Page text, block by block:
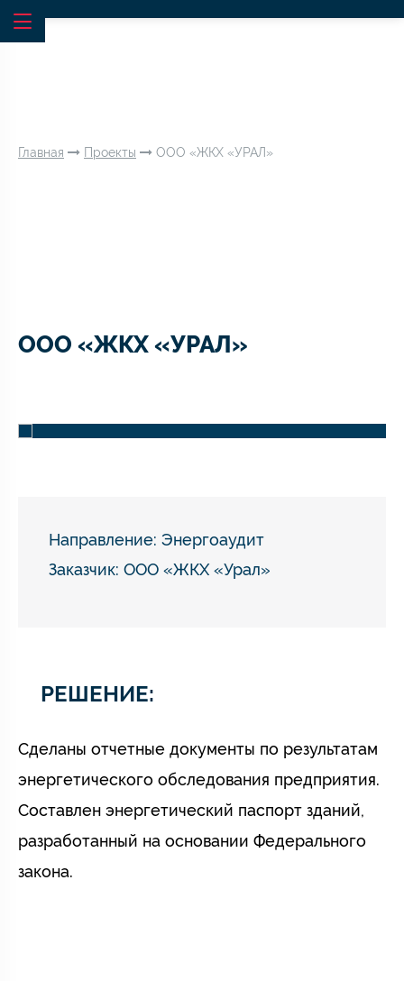
Главная Проекты ООО «ЖКХ «УРАЛ»
ООО «ЖКХ «УРАЛ»
Направление: Энергоаудит
Заказчик: ООО «ЖКХ «Урал»
РЕШЕНИЕ:
Сделаны отчетные документы по результатам
энергетического обследования предприятия.
Составлен энергетический паспорт зданий,
разработанный на основании Федерального
закона.